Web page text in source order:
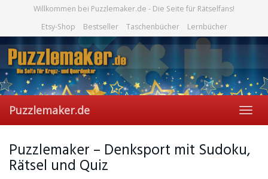
Willkommen bei Puzzlemaker.de - Die Seite für Rätselfans!
Etsy-Shop
Bestseller Taschenbücher Lernbücher
Puzzlemaker.de
Puzzlemaker – Denksport mit Sudoku,
Rätsel und Quiz